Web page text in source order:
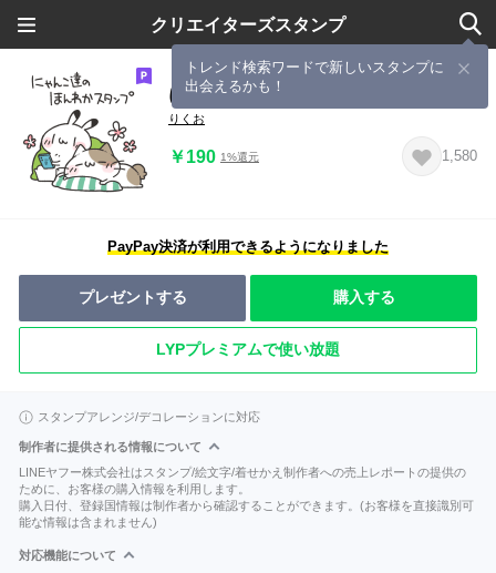
クリエイターズスタンプ
トレンド検索ワードで新しいスタンプに
出会えるかも！
にゃんこ達のほんわかスタンプ
りくお
￥190 1%還元 1,580
PayPay決済が利用できるようになりました
プレゼントする 購入する
LYPプレミアムで使い放題
スタンプアレンジ/デコレーションに対応
制作者に提供される情報について
LINEヤフー株式会社はスタンプ/絵文字/着せかえ制作者への売上レポートの提供の
ために、お客様の購入情報を利用します。
購入日付、登録国情報は制作者から確認することができます。(お客様を直接識別可
能な情報は含まれません)
対応機能について